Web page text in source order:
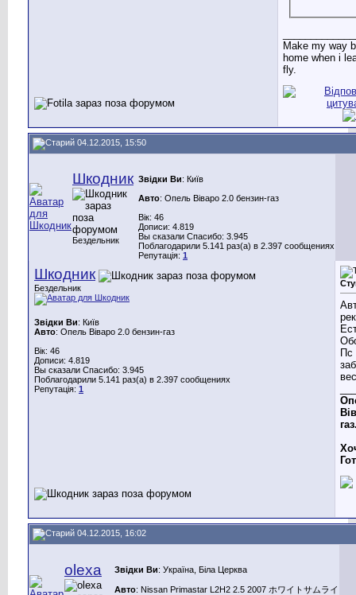
Make my way
home when i
fly.
04.12.2015, 15:50
Шкодник
Бездельник
Звідки Ви: Київ
Авто: Опель Віваро 2.0 бензин-газ
Вік: 46
Дописи: 4.819
Вы сказали Спасибо: 3.945
Поблагодарили 5.141 раз(а) в 2.397 сообщениях
Репутація: 1
Шкодник
Бездельник
Звідки Ви: Київ
Авто: Опель Віваро 2.0 бензин-газ
Вік: 46
Дописи: 4.819
Вы сказали Спасибо: 3.945
Поблагодарили 5.141 раз(а) в 2.397 сообщениях
Репутація: 1
Пс
04.12.2015, 16:02
olexa Звідки Ви: Україна, Біла Церква
Авто: Nissan Primastar L2H2 2.5 2007 ホワイトサムライ